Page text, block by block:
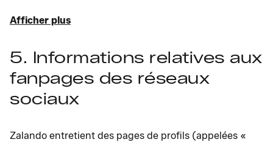
Afficher plus
5. Informations relatives aux
fanpages des réseaux
sociaux
Zalando entretient des pages de profils (appelées «